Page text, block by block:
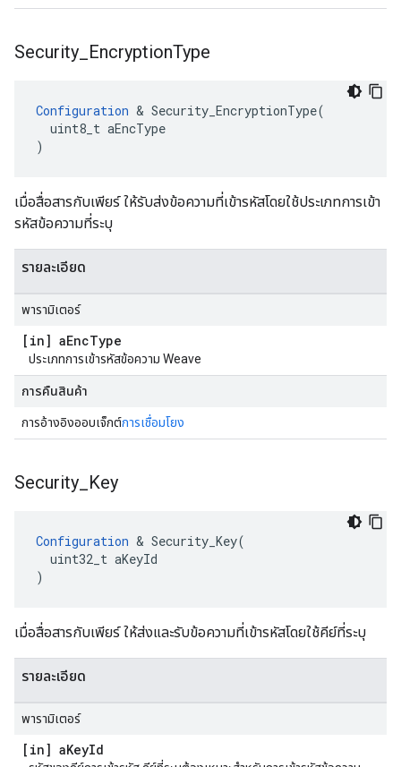
Security EncryptionType
Configuration & Security_EncryptionType(
  uint8_t aEncType
)
เมื่อสื่อสารกับเพียร์ ให้รับส่งข้อความที่เข้ารหัสโดยใช้ประเภทการเข้า
รหัสข้อความที่ระบุ
รายละเอียด
พารามิเตอร์
[in] aEncType
ประเภทการเข้ารหัสข้อความ Weave
การคืนสินค้า
การอ้างอิงออบเจ็กต์การเชื่อมโยง
Security Key
Configuration & Security_Key(
  uint32_t aKeyId
)
เมื่อสื่อสารกับเพียร์ ให้ส่งและรับข้อความที่เข้ารหัสโดยใช้คีย์ที่ระบุ
รายละเอียด
พารามิเตอร์
[in] aKeyId